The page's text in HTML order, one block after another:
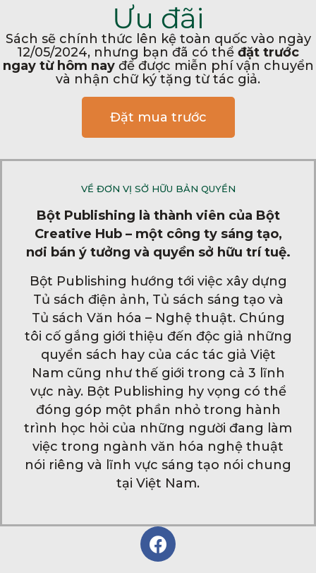
Ưu đãi
Sách sẽ chính thức lên kệ toàn quốc vào ngày
12/05/2024, nhưng bạn đã có thể đặt trước
ngay từ hôm nayđể được miễn phí vận chuyển
và nhận chữ ký tặng từ tác giả.
Đặt mua trước
VỀ ĐƠN VỊ SỞ HỮU BẢN QUYỀN
Bột Publishing là thành viên của Bột
Creative Hub – một công ty sáng tạo,
nơi bán ý tưởng và quyền sở hữu trí tuệ.
Bột Publishing hướng tới việc xây dựng
Tủ sách điện ảnh, Tủ sách sáng tạo và
Tủ sách Văn hóa – Nghệ thuật. Chúng
tôi cố gắng giới thiệu đến độc giả những
quyển sách hay của các tác giả Việt
Nam cũng như thế giới trong cả 3 lĩnh
vực này. Bột Publishing hy vọng có thể
đóng góp một phần nhỏ trong hành
trình học hỏi của những người đang làm
việc trong ngành văn hóa nghệ thuật
nói riêng và lĩnh vực sáng tạo nói chung
tại Việt Nam.